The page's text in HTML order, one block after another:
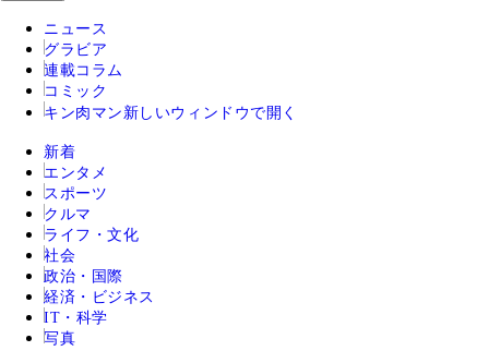
ニュース
グラビア
連載コラム
コミック
キン肉マン 新しいウィンドウで開く
新着
エンタメ
スポーツ
クルマ
ライフ・文化
社会
政治・国際
経済・ビジネス
IT・科学
写真